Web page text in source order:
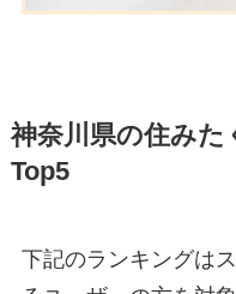
神奈川県の住み
Top5
下記のランキングは